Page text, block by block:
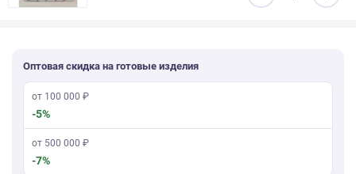
Оптовая скидка на готовые изделия
от 100 000 ₽
-5%
от 500 000 ₽
-7%